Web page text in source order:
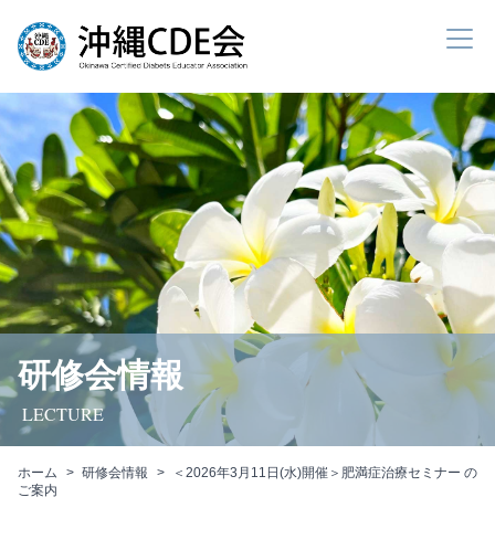
研修会情報
LECTURE
ホーム 研修会情報
＜2026年3月11日(水)開催＞肥満症治療セミナー の
ご案内